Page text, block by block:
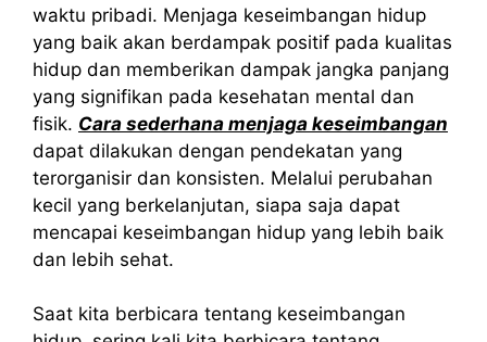
waktu pribadi. Menjaga keseimbangan hidup
yang baik akan berdampak positif pada kualitas
hidup dan memberikan dampak jangka panjang
yang signifikan pada kesehatan mental dan
fisik. Cara sederhana menjaga keseimbangan
dapat dilakukan dengan pendekatan yang
terorganisir dan konsisten. Melalui perubahan
kecil yang berkelanjutan, siapa saja dapat
mencapai keseimbangan hidup yang lebih baik
dan lebih sehat.
Saat kita berbicara tentang keseimbangan